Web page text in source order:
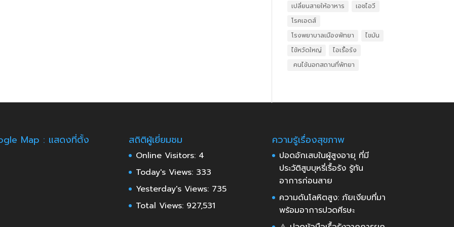
เปลี่ยนสายให้อาหาร
เอชไอวี
โรคเอดส์
โรงพยาบาลเมืองพัทยา
ไขมัน
ไข้หวัดใหญ่
ไอเรื้อรัง
​ คนไข้นอกสถานที่พัทยา
Map : แสดงที่ตั้ง สถิติผู้เยี่ยมชม
Online Visitors: 4
Today's Views: 333
Yesterday's Views: 735
Total Views: 927,531
ความรู้เรื่องสุขภาพ
ปอดอักเสบในผู้สูงอายุ ที่มี
ประวัติสูบบุหรี่เรื้อรัง รู้ทัน
อาการก่อนสาย
ความดันโลหิตสูง: ภัยเงียบที่มา
พร้อมอาการปวดศีรษะ